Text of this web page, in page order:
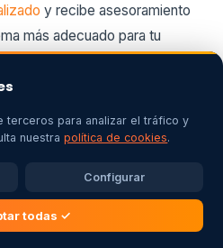
y recibe asesoramiento
más adecuado para tu
Consulta también nuestra
gas
#calefaccion
terceros para analizar el tráfico y
nuestrapolítica de cookies.
Configurar
todas ✓